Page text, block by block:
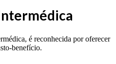
é reconhecida por oferecer
benefício.